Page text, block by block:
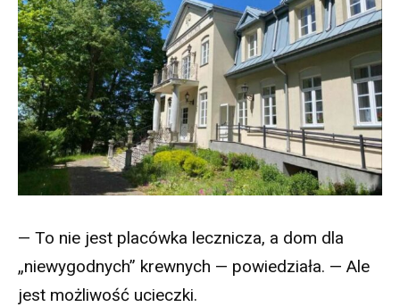
— To nie jest placówka lecznicza, a dom dla
„niewygodnych” krewnych — powiedziała. — Ale
jest możliwość ucieczki.